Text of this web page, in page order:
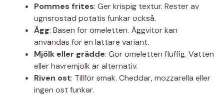
Pommes frites: Ger krispig textur. Rester av
ugnsrostad potatis funkar också.
Ägg: Basen för omeletten. Äggvitor kan
användas för en lättare variant.
Mjölk eller grädde: Gör omeletten fluffig. Vatten
eller havremjölk är alternativ.
Riven ost: Tillför smak. Cheddar, mozzarella eller
ingen ost funkar.